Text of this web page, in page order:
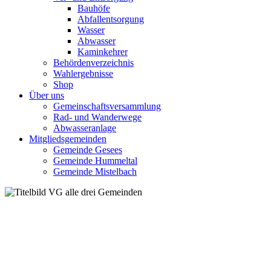
Bauhöfe
Abfallentsorgung
Wasser
Abwasser
Kaminkehrer
Behördenverzeichnis
Wahlergebnisse
Shop
Über uns
Gemeinschaftsversammlung
Rad- und Wanderwege
Abwasseranlage
Mitgliedsgemeinden
Gemeinde Gesees
Gemeinde Hummeltal
Gemeinde Mistelbach